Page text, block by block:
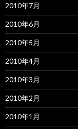
2010年7月
2010年6月
2010年5月
2010年4月
2010年3月
2010年2月
2010年1月